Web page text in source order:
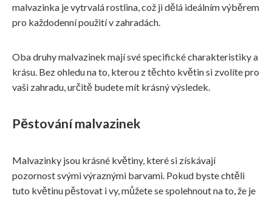
malvazinka je vytrvalá rostlina, což ji dělá ideálním výběrem
pro každodenní použití v zahradách.
Oba druhy malvazinek mají své specifické charakteristiky a
krásu. Bez ohledu na to, kterou z těchto květin si zvolíte pro
vaši zahradu, určitě budete mít krásný výsledek.
Pěstování malvazinek
Malvazinky jsou krásné květiny, které si získávají
pozornost svými výraznými barvami. Pokud byste chtěli
tuto květinu pěstovat i vy, můžete se spolehnout na to, že je